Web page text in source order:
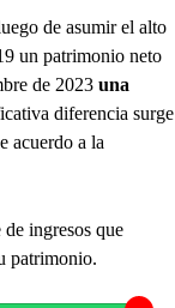
de asumir el alto
un patrimonio neto
de 2023 una
diferencia surge
acuerdo a la
ingresos que
patrimonio.